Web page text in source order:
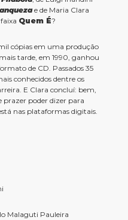
e de Maria Clara
Quem É?
cópias em uma produção
tarde, em 1990, ganhou
de CD. Passados 35
conhecidos dentre os
E Clara concluí: bem,
prazer poder dizer para
nas plataformas digitais.
Malaguti Pauleira